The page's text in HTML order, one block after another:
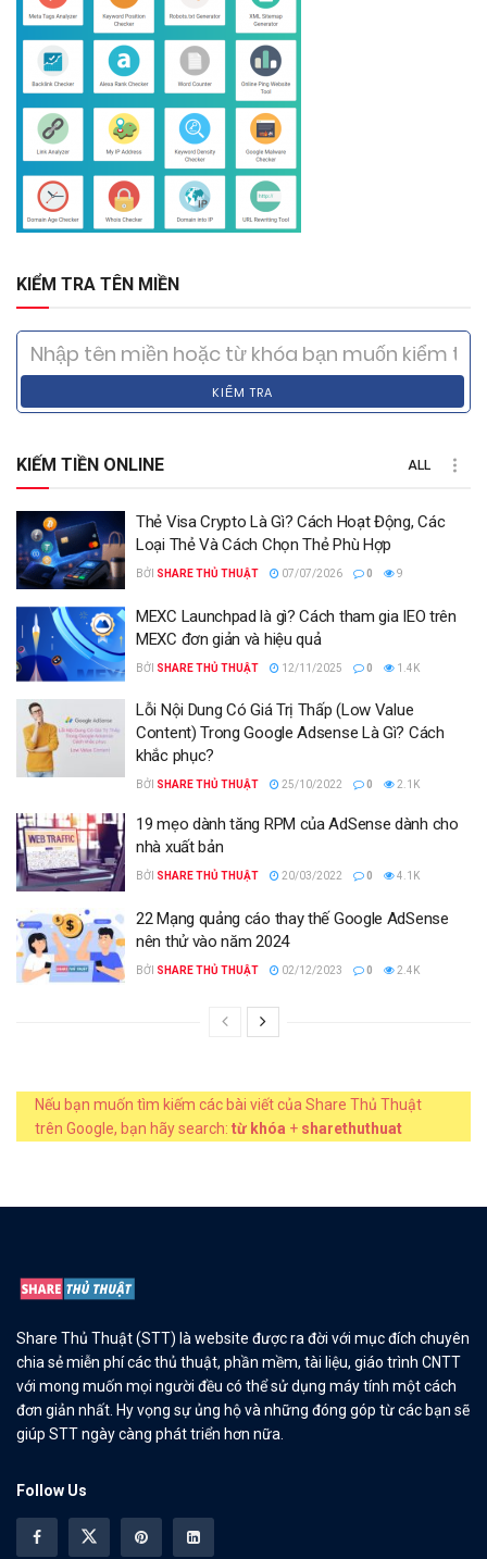
KIỂM TRA TÊN MIỀN
KIỂM TRA
KIẾM TIỀN ONLINE ALL
Thẻ Visa Crypto Là Gì? Cách Hoạt Động, Các
Loại Thẻ Và Cách Chọn Thẻ Phù Hợp
BỞI SHARE THỦ THUẬT 07/07/2026 0 9
MEXC Launchpad là gì? Cách tham gia IEO trên
MEXC đơn giản và hiệu quả
BỞI SHARE THỦ THUẬT 12/11/2025 0 1.4K
Lỗi Nội Dung Có Giá Trị Thấp (Low Value
Content) Trong Google Adsense Là Gì? Cách
khắc phục?
BỞI SHARE THỦ THUẬT 25/10/2022 0 2.1K
19 mẹo dành tăng RPM của AdSense dành cho
nhà xuất bản
BỞI SHARE THỦ THUẬT 20/03/2022 0 4.1K
22 Mạng quảng cáo thay thế Google AdSense
nên thử vào năm 2024
BỞI SHARE THỦ THUẬT 02/12/2023 0 2.4K
Nếu bạn muốn tìm kiếm các bài viết của Share Thủ Thuật
trên Google, bạn hãy search: từ khóa + sharethuthuat
Share Thủ Thuật (STT) là website được ra đời với mục đích chuyên
chia sẻ miễn phí các thủ thuật, phần mềm, tài liệu, giáo trình CNTT
với mong muốn mọi người đều có thể sử dụng máy tính một cách
đơn giản nhất. Hy vọng sự ủng hộ và những đóng góp từ các bạn sẽ
giúp STT ngày càng phát triển hơn nữa.
Follow Us